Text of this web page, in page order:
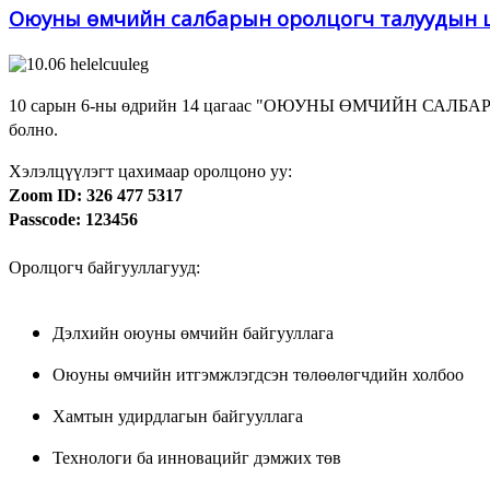
Оюуны өмчийн салбарын оролцогч талуудын
10 сарын 6-ны өдрийн 14 цагаас "ОЮУНЫ ӨМЧИЙН
болно.
Хэлэлцүүлэгт цахимаар оролцоно уу:
Zoom ID: 326 477 5317
Passcode: 123456
Оролцогч байгууллагууд:
Дэлхийн оюуны өмчийн байгууллага
Оюуны өмчийн итгэмжлэгдсэн төлөөлөгчдийн холбоо
Хамтын удирдлагын байгууллага
Технологи ба инновацийг дэмжих төв